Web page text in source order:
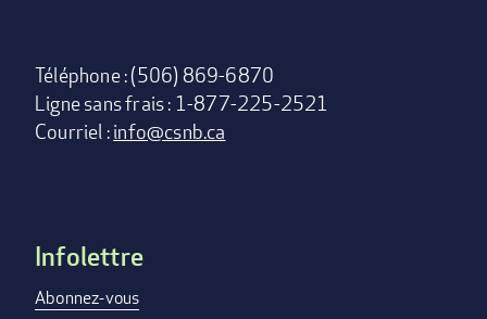
Téléphone : (506) 869-6870
Ligne sans frais : 1-877-225-2521
Courriel :info@csnb.ca
Footer
menu
Infolettre
Abonnez-vous